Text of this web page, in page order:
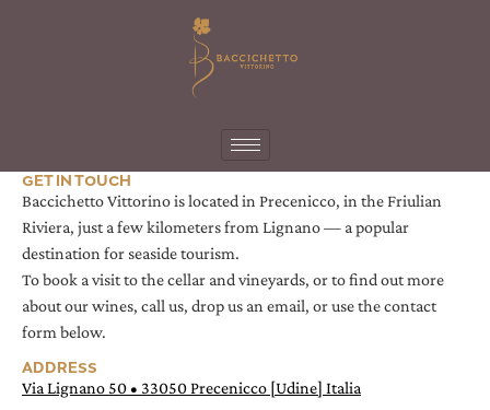
GET IN TOUCH
Baccichetto Vittorino is located in Precenicco, in the Friulian
Riviera, just a few kilometers from Lignano — a popular
destination for seaside tourism.
To book a visit to the cellar and vineyards, or to find out more
about our wines, call us, drop us an email, or use the contact
form below.
ADDRESS
Via Lignano 50 • 33050 Precenicco [Udine] Italia